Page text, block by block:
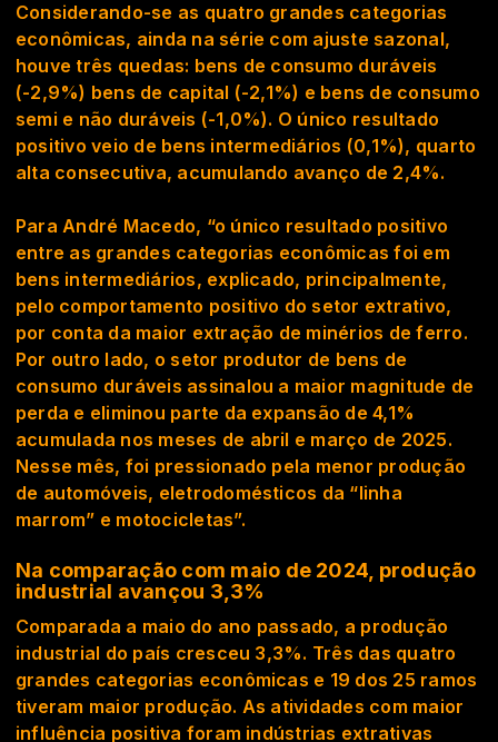
Considerando-se as quatro grandes categorias
econômicas, ainda na série com ajuste sazonal,
houve três quedas: bens de consumo duráveis
(-2,9%) bens de capital (-2,1%) e bens de consumo
semi e não duráveis (-1,0%). O único resultado
positivo veio de bens intermediários (0,1%), quarto
alta consecutiva, acumulando avanço de 2,4%.
Para André Macedo, “o único resultado positivo
entre as grandes categorias econômicas foi em
bens intermediários, explicado, principalmente,
pelo comportamento positivo do setor extrativo,
por conta da maior extração de minérios de ferro.
Por outro lado, o setor produtor de bens de
consumo duráveis assinalou a maior magnitude de
perda e eliminou parte da expansão de 4,1%
acumulada nos meses de abril e março de 2025.
Nesse mês, foi pressionado pela menor produção
de automóveis, eletrodomésticos da “linha
marrom” e motocicletas”.
Na comparação com maio de 2024, produção
industrial avançou 3,3%
Comparada a maio do ano passado, a produção
industrial do país cresceu 3,3%. Três das quatro
grandes categorias econômicas e 19 dos 25 ramos
tiveram maior produção. As atividades com maior
influência positiva foram indústrias extrativas